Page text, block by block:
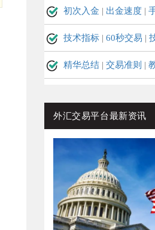
初次入金 | 出金速度 |
技术指标 | 60秒交易 |
精华总结 | 交易准则 |
外汇交易平台最新资讯